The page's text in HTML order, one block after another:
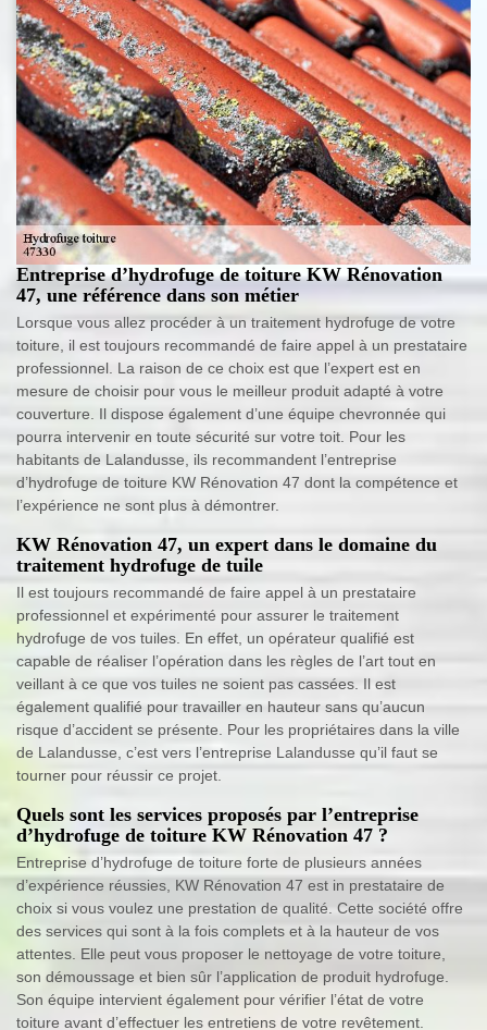
Entreprise d’hydrofuge de toiture KW Rénovation
47, une référence dans son métier
Lorsque vous allez procéder à un traitement hydrofuge de votre
toiture, il est toujours recommandé de faire appel à un prestataire
professionnel. La raison de ce choix est que l’expert est en
mesure de choisir pour vous le meilleur produit adapté à votre
couverture. Il dispose également d’une équipe chevronnée qui
pourra intervenir en toute sécurité sur votre toit. Pour les
habitants de Lalandusse, ils recommandent l’entreprise
d’hydrofuge de toiture KW Rénovation 47 dont la compétence et
l’expérience ne sont plus à démontrer.
KW Rénovation 47, un expert dans le domaine du
traitement hydrofuge de tuile
Il est toujours recommandé de faire appel à un prestataire
professionnel et expérimenté pour assurer le traitement
hydrofuge de vos tuiles. En effet, un opérateur qualifié est
capable de réaliser l’opération dans les règles de l’art tout en
veillant à ce que vos tuiles ne soient pas cassées. Il est
également qualifié pour travailler en hauteur sans qu’aucun
risque d’accident se présente. Pour les propriétaires dans la ville
de Lalandusse, c’est vers l’entreprise Lalandusse qu’il faut se
tourner pour réussir ce projet.
Quels sont les services proposés par l’entreprise
d’hydrofuge de toiture KW Rénovation 47 ?
Entreprise d’hydrofuge de toiture forte de plusieurs années
d’expérience réussies, KW Rénovation 47 est in prestataire de
choix si vous voulez une prestation de qualité. Cette société offre
des services qui sont à la fois complets et à la hauteur de vos
attentes. Elle peut vous proposer le nettoyage de votre toiture,
son démoussage et bien sûr l’application de produit hydrofuge.
Son équipe intervient également pour vérifier l’état de votre
toiture avant d’effectuer les entretiens de votre revêtement.